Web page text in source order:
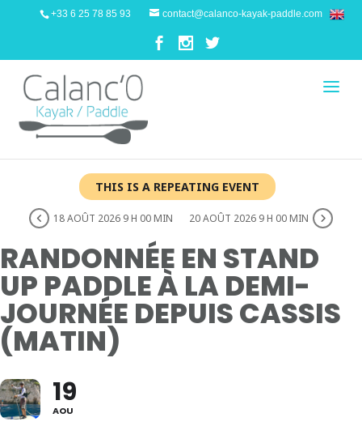
+33 6 25 78 85 93 contact@calanco-kayak-paddle.com
THIS IS A REPEATING EVENT
18 AOÛT 2026 9 H 00 MIN 20 AOÛT 2026 9 H 00 MIN
RANDONNÉE EN STAND
UP PADDLE À LA DEMI-
JOURNÉE DEPUIS CASSIS
(MATIN)
19
AOU